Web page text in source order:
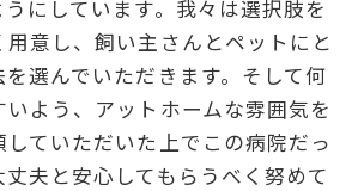
にしています。我々は選択肢を
意し、飼い主さんとペットにと
選んでいただきます。そして何
よう、アットホームな雰囲気を
ていただいた上でこの病院だっ
夫と安心してもらうべく努めて